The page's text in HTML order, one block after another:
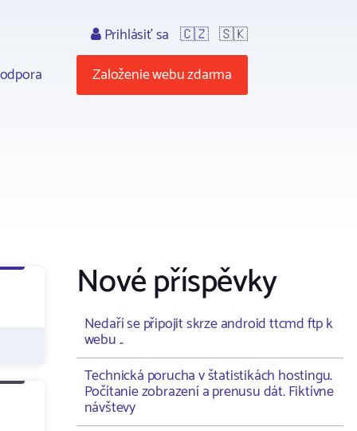
Prihlásiť sa 🇨🇿 🇸🇰
Založenie webu zdarma
Nové příspěvky
Nedaří se připojit skrze android ttcmd ftp k
webu ..
Technická porucha v štatistikách hostingu.
Počítanie zobrazení a prenusu dát. Fiktívne
návštevy